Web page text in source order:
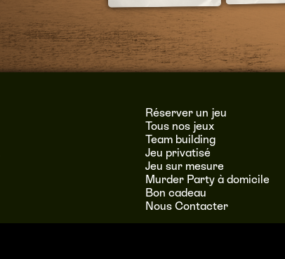
Réserver un jeu
Tous nos jeux
Team building
Jeu privatisé
Jeu sur mesure
Murder Party à domicile
Bon cadeau
Nous Contacter